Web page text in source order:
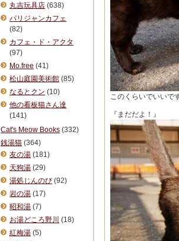
このくらいでいいで
『まだだよ！』
丸吉玩具店 (638)
パリジャンカフェ
(82)
カフェ・ド・アクタ
(97)
Mo.free (41)
松山庭園美術館 (85)
なるとクン (10)
他の看板猫さん達
(141)
Cat's Meow Books (332)
銭湯猫 (364)
友の湯 (181)
天狗湯 (29)
湯処じんのび (92)
岩の湯 (17)
昭和湯 (7)
お湯どころ野川 (18)
紅梅湯 (5)